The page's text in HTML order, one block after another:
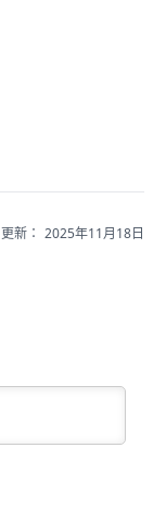
更新： 2025年11月18日